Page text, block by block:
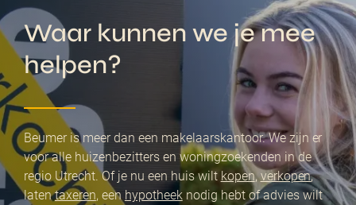
Waar kunnen we je mee
helpen?
Beumer is meer dan een makelaarskantoor. We zijn er
voor alle huizenbezitters en woningzoekenden in de
regio Utrecht. Of je nu een huis wilt kopen,verkopen,
latentaxeren, een hypotheeknodig hebt of advies wilt